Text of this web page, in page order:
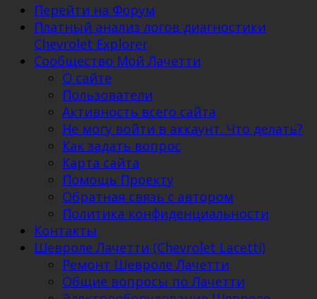
Перейти на Форум
Платный анализ логов диагностики
Chevrolet Explorer
Сообщество Мой Лачетти
О сайте
Пользователи
Активность всего сайта
Не могу войти в аккаунт. Что делать?
Как задать вопрос
Карта сайта
Помощь Проекту
Обратная связь с автором
Политика конфиденциальности
Контакты
Шевроле Лачетти (Chevrolet Lacetti)
Ремонт Шевроле Лачетти
Общие вопросы по Лачетти